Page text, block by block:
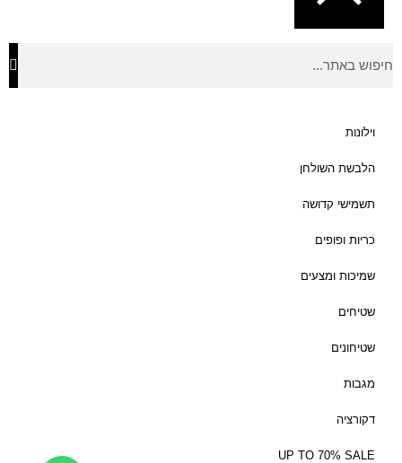
וילונות
הלבשת השולחן
תשמישי קדושה
כריות ופופים
שמיכות ומצעים
שטיחים
שטיחונים
מגבות
דקורציה
UP TO 70% SALE